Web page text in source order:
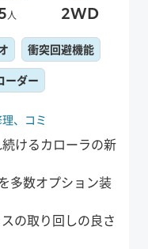
人 2WD
、 コミ
けるカローラの新
多数オプション装
の取り回しの良さ
衝突回避機能
ーダー